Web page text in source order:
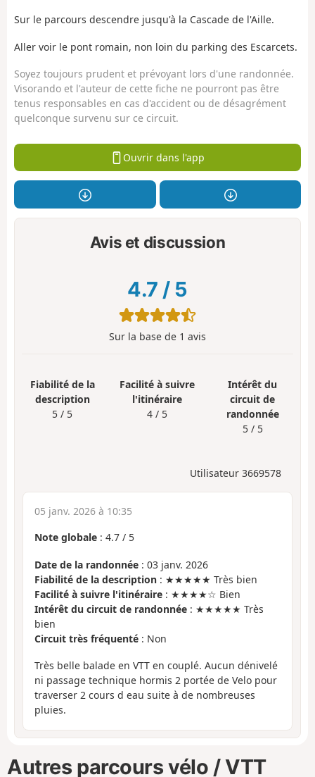
Sur le parcours descendre jusqu'à la Cascade de l'Aille.
Aller voir le pont romain, non loin du parking des Escarcets.
Soyez toujours prudent et prévoyant lors d'une randonnée.
Visorando et l'auteur de cette fiche ne pourront pas être
tenus responsables en cas d'accident ou de désagrément
quelconque survenu sur ce circuit.
Ouvrir dans l'app
Avis et discussion
4.7 / 5
Sur la base de 1 avis
Fiabilité de la
description
5 / 5
Facilité à suivre
l'itinéraire
4 / 5
Intérêt du
circuit de
randonnée
5 / 5
Utilisateur 3669578
05 janv. 2026 à 10:35
Note globale : 4.7 / 5
Date de la randonnée : 03 janv. 2026
Fiabilité de la description : ★★★★★ Très bien
Facilité à suivre l'itinéraire : ★★★★☆ Bien
Intérêt du circuit de randonnée : ★★★★★ Très
bien
Circuit très fréquenté : Non
Très belle balade en VTT en couplé. Aucun dénivelé
ni passage technique hormis 2 portée de Velo pour
traverser 2 cours d eau suite à de nombreuses
pluies.
Autres parcours vélo / VTT